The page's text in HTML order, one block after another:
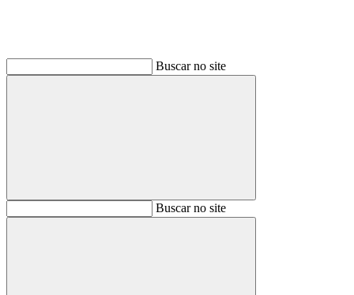
Buscar no site
BuscarBuscar no site